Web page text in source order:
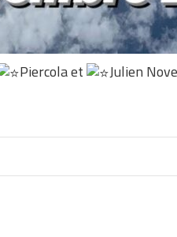
Piercola et Julien